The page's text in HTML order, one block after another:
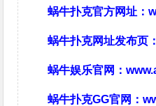
蜗牛扑克官方网址：
蜗牛扑克网址发布页
蜗牛娱乐官网：
蜗牛扑克GG官网：